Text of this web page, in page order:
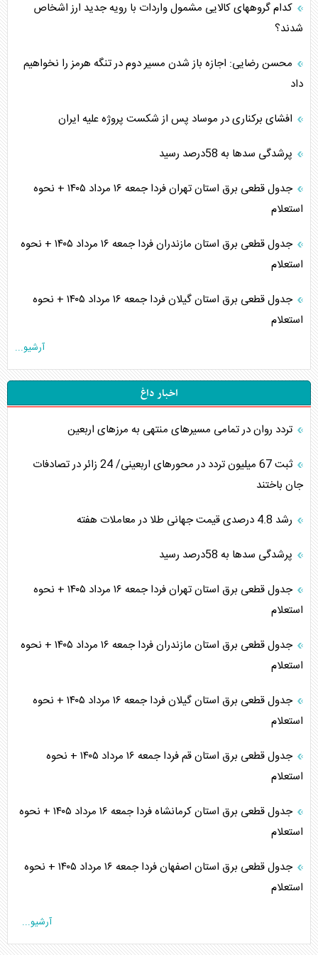
کدام گروههای کالایی مشمول واردات با رویه جدید ارز اشخاص
شدند؟
محسن رضایی: اجازه باز شدن مسیر دوم در تنگه هرمز را نخواهیم
داد
افشای برکناری در موساد پس از شکست پروژه علیه ایران
پرشدگی سدها به 58درصد رسید
جدول قطعی برق استان تهران فردا جمعه ۱۶ مرداد ۱۴۰۵ + نحوه
استعلام
جدول قطعی برق استان مازندران فردا جمعه ۱۶ مرداد ۱۴۰۵ + نحوه
استعلام
جدول قطعی برق استان گیلان فردا جمعه ۱۶ مرداد ۱۴۰۵ + نحوه
استعلام
آرشیو...
اخبار داغ
تردد روان در تمامی مسیرهای منتهی به مرزهای اربعین
‌‌ثبت 67 میلیون تردد در محورهای اربعینی/ 24 زائر در تصادفات
جان باختند
رشد 4.8 درصدی قیمت جهانی طلا در معاملات هفته
پرشدگی سدها به 58درصد رسید
جدول قطعی برق استان تهران فردا جمعه ۱۶ مرداد ۱۴۰۵ + نحوه
استعلام
جدول قطعی برق استان مازندران فردا جمعه ۱۶ مرداد ۱۴۰۵ + نحوه
استعلام
جدول قطعی برق استان گیلان فردا جمعه ۱۶ مرداد ۱۴۰۵ + نحوه
استعلام
جدول قطعی برق استان قم فردا جمعه ۱۶ مرداد ۱۴۰۵ + نحوه
استعلام
جدول قطعی برق استان کرمانشاه فردا جمعه ۱۶ مرداد ۱۴۰۵ + نحوه
استعلام
جدول قطعی برق استان اصفهان فردا جمعه ۱۶ مرداد ۱۴۰۵ + نحوه
استعلام
آرشیو...